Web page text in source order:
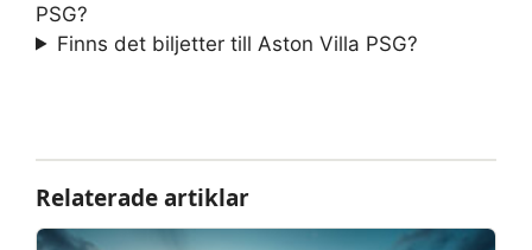
PSG?
Finns det biljetter till Aston Villa PSG?
Relaterade artiklar